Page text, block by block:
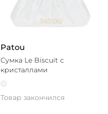
Patou
Сумка Le Biscuit с
кристаллами
Товар закончился